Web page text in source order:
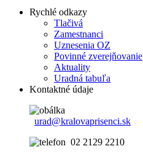
Rychlé odkazy
Tlačivá
Zamestnanci
Uznesenia OZ
Povinné zverejňovanie
Aktuality
Uradná tabuľa
Kontaktné údaje
urad@kralovaprisenci.sk
02 2129 2210